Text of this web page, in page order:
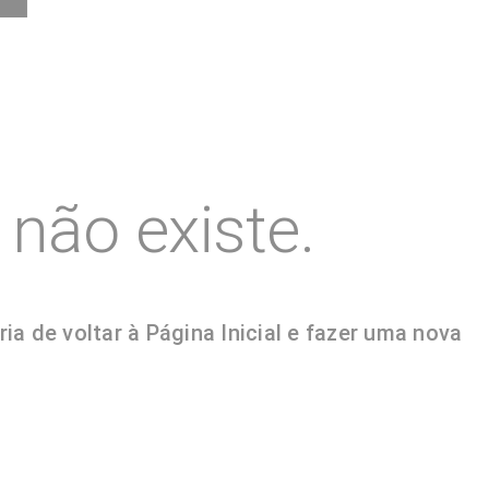
existe.
de voltar à Página Inicial e fazer uma nova